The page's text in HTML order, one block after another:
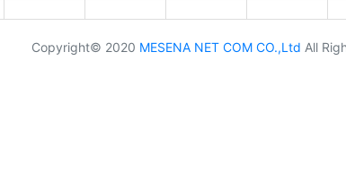
Copyright© 2020 MESENA NET COM CO.,Ltd All